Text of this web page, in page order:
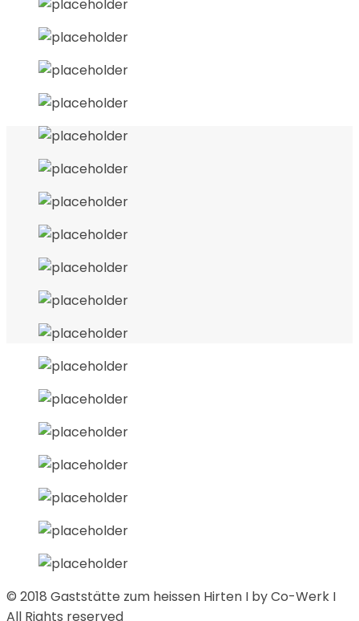
© 2018 Gaststätte zum heissen Hirten I by Co-Werk I
All Rights reserved